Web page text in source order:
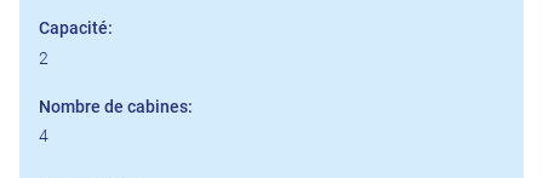
Capacité:
2
Nombre de cabines:
4